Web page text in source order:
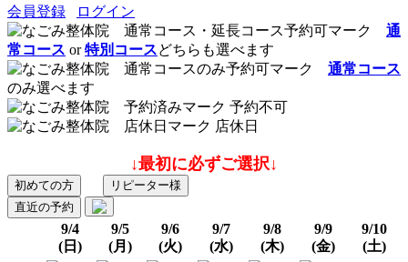
会員登録
ログイン
通
常コース or特別コースどちらも選べます
通常コース
のみ選べます
予約不可
店休日
↓最初に必ずご選択↓
初めての方
リピーター様
直近の予約
9/4
(日)
9/5
(月)
9/6
(火)
9/7
(水)
9/8
(木)
9/9
(金)
9/10
(土)